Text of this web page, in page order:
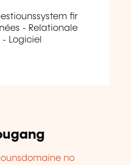
fir
- Relationale
- Logiciel
no